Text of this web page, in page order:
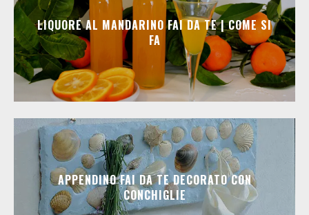
LIQUORE AL MANDARINO FAI DA TE | COME SI
FA
APPENDINO FAI DA TE DECORATO CON
CONCHIGLIE